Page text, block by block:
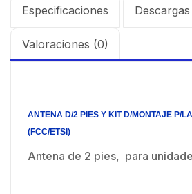
Especificaciones Descargas
Valoraciones (0)
ANTENA D/2 PIES Y KIT D/MONTAJE P/
(FCC/ETSI)
Antena de 2 pies, para